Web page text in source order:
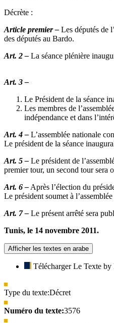
Décrète :
Article premier – Les députés de
des députés au Bardo.
Art. 2 – La séance plénière
Art. 3 –
Le Président de la séance
Les membres de
indépendance et dans
Art. 4 – L’assemblée nationale
Le président de la séance
Art. 5 – Le président de
premier tour, un second tour sera
Art. 6 – Après l’élection du
Le président soumet à
Art. 7 – Le présent arrêté sera
Tunis, le 14 novembre 2011.
Afficher les textes en arabe
Télécharger Le Texte by
Type du texte:Décret
Numéro du texte:3576